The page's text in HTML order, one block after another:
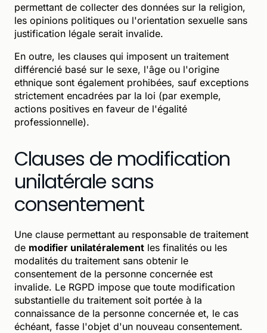
permettant de collecter des données sur la religion,
les opinions politiques ou l'orientation sexuelle sans
justification légale serait invalide.
En outre, les clauses qui imposent un traitement
différencié basé sur le sexe, l'âge ou l'origine
ethnique sont également prohibées, sauf exceptions
strictement encadrées par la loi (par exemple,
actions positives en faveur de l'égalité
professionnelle).
Clauses de modification
unilatérale sans
consentement
Une clause permettant au responsable de traitement
de modifier unilatéralement les finalités ou les
modalités du traitement sans obtenir le
consentement de la personne concernée est
invalide. Le RGPD impose que toute modification
substantielle du traitement soit portée à la
connaissance de la personne concernée et, le cas
échéant, fasse l'objet d'un nouveau consentement.